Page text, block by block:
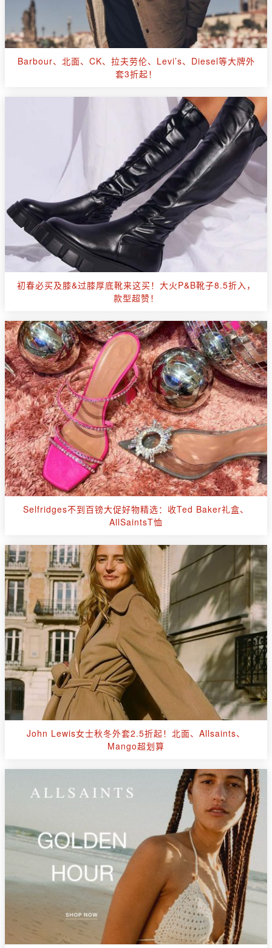
Barbour、北面、CK、拉夫劳伦、Levi’s、Diesel等大牌外
套3折起！
初春必买及膝&过膝厚底靴来这买！大火P&B靴子8.5折入，
款型超赞！
Selfridges不到百镑大促好物精选：收Ted Baker礼盒、
AllSaintsT恤
John Lewis女士秋冬外套2.5折起！北面、Allsaints、
Mango超划算